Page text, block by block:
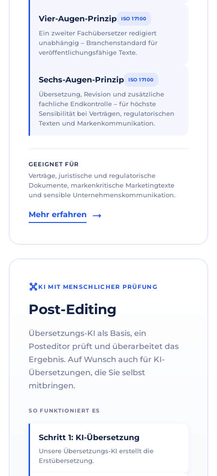
Vier-Augen-Prinzip ISO 17100
Ein zweiter Fachübersetzer redigiert
unabhängig – Branchenstandard für
veröffentlichungsfähige Texte.
Sechs-Augen-Prinzip ISO 17100
Übersetzung, Revision und zusätzliche
fachliche Endkontrolle – für höchste
Sensibilität bei Verträgen, regulatorischen
Texten und Markenkommunikation.
GEEIGNET FÜR
Verträge, juristische und regulatorische
Dokumente, markenkritische Marketingtexte
und sensible Unternehmenskommunikation.
Mehr erfahren
KI MIT MENSCHLICHER PRÜFUNG
Post-Editing
Übersetzungs-KI als Basis, ein
Posteditor prüft und überarbeitet das
Ergebnis. Auf Wunsch auch für KI-
Übersetzungen, die Sie selbst
mitbringen.
SO FUNKTIONIERT ES
Schritt 1: KI-Übersetzung
Unsere Übersetzungs-KI erstellt die
Erstübersetzung.